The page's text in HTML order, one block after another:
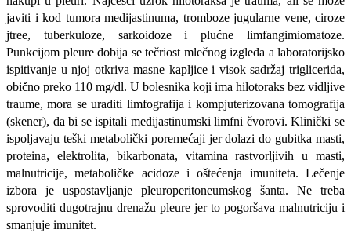
javiti i kod tumora medijastinuma, tromboze jugularne vene, ciroze
jtree, tuberkuloze, sarkoidoze i plućne limfangimiomatoze.
Punkcijom pleure dobija se tečriost mlečnog izgleda a laboratorijsko
ispitivanje u njoj otkriva masne kapljice i visok sadržaj triglicerida,
obično preko 110 mg/dl. U bolesnika koji ima hilotoraks bez vidljive
traume, mora se uraditi limfografija i kompjuterizovana tomografija
(skener), da bi se ispitali medijastinumski limfni čvorovi. Klinički se
ispoljavaju teški metabolički poremećaji jer dolazi do gubitka masti,
proteina, elektrolita, bikarbonata, vitamina rastvorljivih u masti,
malnutricije, metaboličke acidoze i oštećenja imuniteta. Lečenje
izbora je uspostavljanje pleuroperitoneumskog šanta. Ne treba
sprovoditi dugotrajnu drenažu pleure jer to pogoršava malnutriciju i
smanjuje imunitet.